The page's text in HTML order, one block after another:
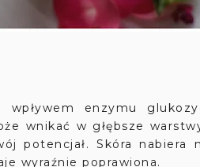
wpływem enzymu
wnikać w głębsze
potencjał. Skóra nabiera
wyraźnie poprawiona.